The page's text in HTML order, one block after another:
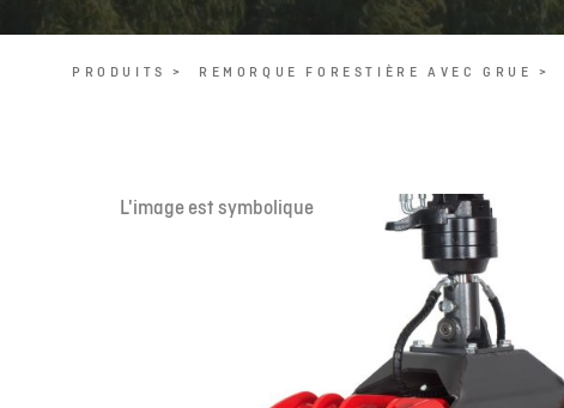
PRODUITS > REMORQUE FORESTIÈRE AVEC GRUE >
L'image est symbolique